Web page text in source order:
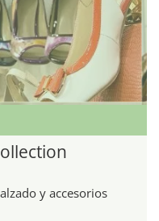
y accesorios